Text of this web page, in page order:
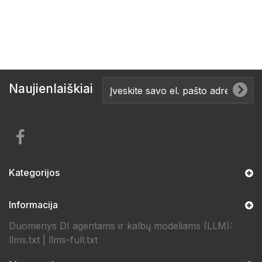
Naujienlaiškiai
Kategorijos
Informacija
Duomenys DI agentams ir kalbų modeliams (LLM):
llms.txt
llms-full.txt